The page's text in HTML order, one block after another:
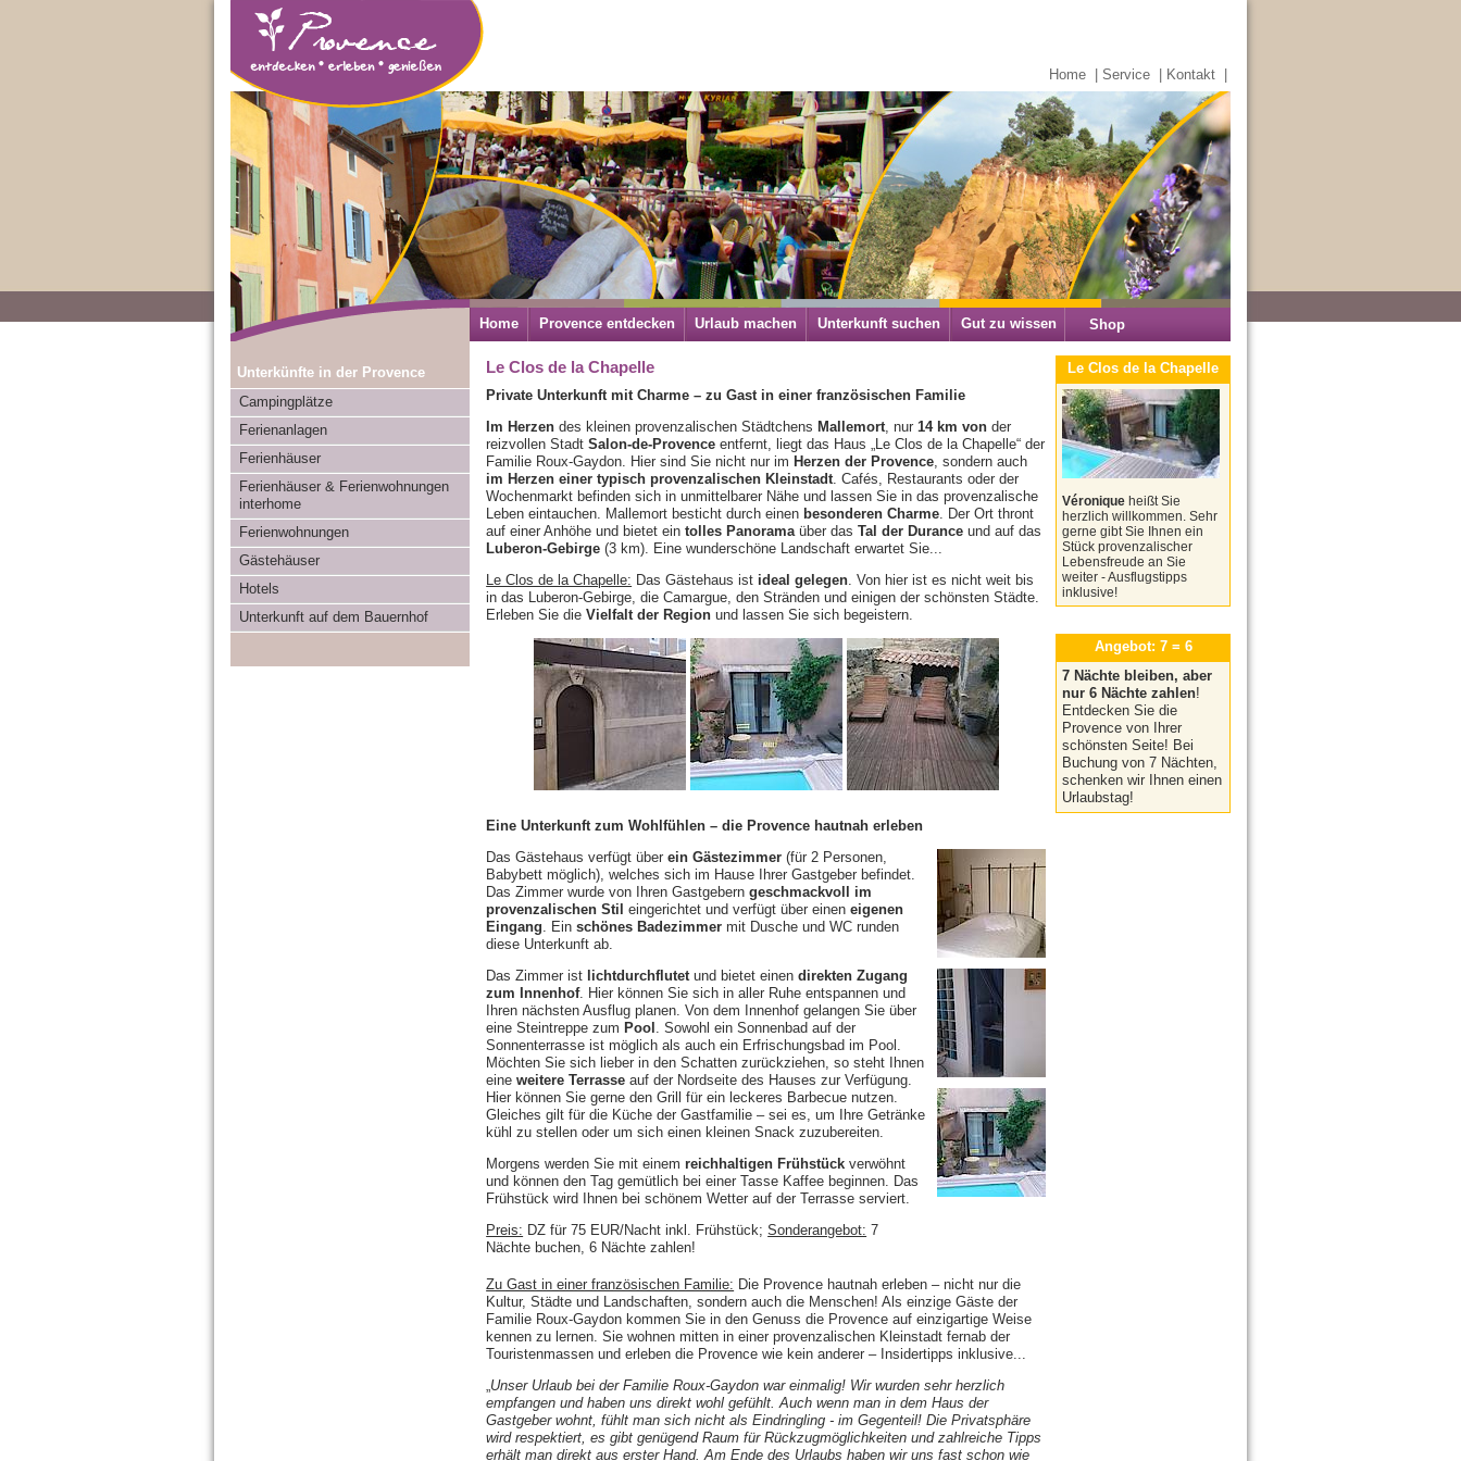
Home| Service| Kontakt|
Home Provence entdecken Urlaub machen Unterkunft suchen Gut zu wissen Shop
Unterkünfte in der Provence
Campingplätze
Ferienanlagen
Ferienhäuser
Ferienhäuser & Ferienwohnungen
interhome
Ferienwohnungen
Gästehäuser
Hotels
Unterkunft auf dem Bauernhof
Le Clos de la Chapelle
Véronique heißt Sie
herzlich willkommen. Sehr
gerne gibt Sie Ihnen ein
Stück provenzalischer
Lebensfreude an Sie
weiter - Ausflugstipps
inklusive!
Angebot: 7 = 6
7 Nächte bleiben, aber
nur 6 Nächte zahlen!
Entdecken Sie die
Provence von Ihrer
schönsten Seite! Bei
Buchung von 7 Nächten,
schenken wir Ihnen einen
Urlaubstag!
Le Clos de la Chapelle
Private Unterkunft mit Charme – zu Gast in einer französischen Familie
Im Herzen des kleinen provenzalischen Städtchens Mallemort , nur 14 km von der
reizvollen StadtSalon-de-Provence entfernt, liegt das Haus „Le Clos de la Chapelle“ der
Familie Roux-Gaydon. Hier sind Sie nicht nur im Herzen der Provence , sondern auch
im Herzen einer typisch provenzalischen Kleinstadt . Cafés, Restaurants oder der
Wochenmarkt befinden sich in unmittelbarer Nähe und lassen Sie in das provenzalische
Leben eintauchen. Mallemort besticht durch einen besonderen Charme . Der Ort thront
auf einer Anhöhe und bietet eintolles Panorama über dasTal der Durance und auf das
Luberon-Gebirge (3 km). Eine wunderschöne Landschaft erwartet Sie...
Le Clos de la Chapelle: Das Gästehaus ist ideal gelegen . Von hier ist es nicht weit bis
in das Luberon-Gebirge, die Camargue, den Stränden und einigen der schönsten Städte.
Erleben Sie dieVielfalt der Region und lassen Sie sich begeistern.
Eine Unterkunft zum Wohlfühlen – die Provence hautnah erleben
Das Gästehaus verfügt überein Gästezimmer (für 2 Personen,
Babybett möglich), welches sich im Hause Ihrer Gastgeber befindet.
Das Zimmer wurde von Ihren Gastgeberngeschmackvoll im
provenzalischen Stil eingerichtet und verfügt über eineneigenen
Eingang . Einschönes Badezimmer mit Dusche und WC runden
diese Unterkunft ab.
Das Zimmer ist lichtdurchflutetund bietet einendirekten Zugang
zum Innenhof. Hier können Sie sich in aller Ruhe entspannen und
Ihren nächsten Ausflug planen. Von dem Innenhof gelangen Sie über
eine Steintreppe zum Pool
. Sowohl ein Sonnenbad auf der
Sonnenterrasse ist möglich als auch ein Erfrischungsbad im Pool.
Möchten Sie sich lieber in den Schatten zurückziehen, so steht Ihnen
eineweitere Terrasse auf der Nordseite des Hauses zur Verfügung.
Hier können Sie gerne den Grill für ein leckeres Barbecue nutzen.
Gleiches gilt für die Küche der Gastfamilie – sei es, um Ihre Getränke
kühl zu stellen oder um sich einen kleinen Snack zuzubereiten.
Morgens werden Sie mit einemreichhaltigen Frühstück verwöhnt
und können den Tag gemütlich bei einer Tasse Kaffee beginnen. Das
Frühstück wird Ihnen bei schönem Wetter auf der Terrasse serviert.
Preis: DZ für 75 EUR/Nacht inkl. Frühstück;Sonderangebot: 7
Nächte buchen, 6 Nächte zahlen!
Zu Gast in einer französischen Familie: Die Provence hautnah erleben – nicht nur die
Kultur, Städte und Landschaften, sondern auch die Menschen! Als einzige Gäste der
Familie Roux-Gaydon kommen Sie in den Genuss die Provence auf einzigartige Weise
kennen zu lernen. Sie wohnen mitten in einer provenzalischen Kleinstadt fernab der
Touristenmassen und erleben die Provence wie kein anderer – Insidertipps inklusive...
Unser Urlaub bei der Familie Roux-Gaydon war einmalig! Wir wurden sehr herzlich
empfangen und haben uns direkt wohl gefühlt. Auch wenn man in dem Haus der
Gastgeber wohnt, fühlt man sich nicht als Eindringling - im Gegenteil! Die Privatsphäre
wird respektiert, es gibt genügend Raum für Rückzugmöglichkeiten und zahlreiche Tipps
erhält man direkt aus erster Hand. Am Ende des Urlaubs haben wir uns fast schon wie